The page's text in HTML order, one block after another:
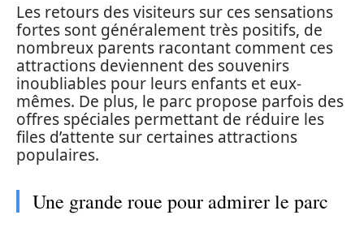
Les retours des visiteurs sur ces sensations
fortes sont généralement très positifs, de
nombreux parents racontant comment ces
attractions deviennent des souvenirs
inoubliables pour leurs enfants et eux-
mêmes. De plus, le parc propose parfois des
offres spéciales permettant de réduire les
files d’attente sur certaines attractions
populaires.
Une grande roue pour admirer le parc